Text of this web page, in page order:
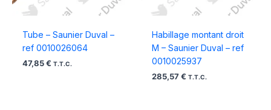
Tube – Saunier Duval –
ref 0010026064
47,85 € T.T.C.
Habillage montant droit
M – Saunier Duval – ref
0010025937
285,57 € T.T.C.